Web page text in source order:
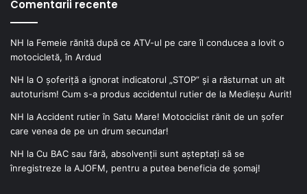
Comentarii recente
NH la Femeie rănită după ce ATV-ul pe care îl conducea a lovit o
motocicletă, în Ardud
NH la O șoferiță a ignorat indicatorul „STOP” și a răsturnat un alt
autoturism! Cum s-a produs accidentul rutier de la Medieșu Aurit!
NH la Accident rutier în Satu Mare! Motociclist rănit de un șofer
care venea de pe un drum secundar!
NH la Cu BAC sau fără, absolvenții sunt așteptați să se
înregistreze la AJOFM, pentru a putea beneficia de șomaj!